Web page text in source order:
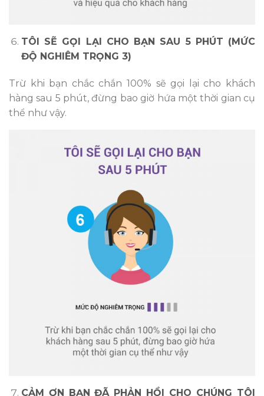
TÔI SẼ GỌI LẠI CHO BẠN SAU 5 PHÚT (MỨC
ĐỘ NGHIÊM TRỌNG 3)
Trừ khi bạn chắc chắn 100% sẽ gọi lại cho khách
hàng sau 5 phút, đừng bao giờ hứa một thời gian cụ
thể như vậy.
CẢM ƠN BẠN ĐÃ PHẢN HỒI CHO CHÚNG TÔI